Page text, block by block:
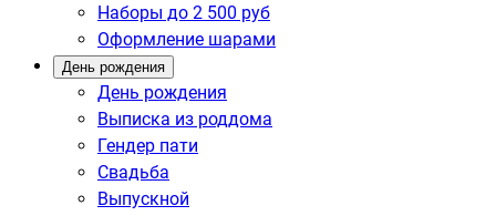
Наборы до 2 500 руб
Оформление шарами
День рождения
День рождения
Выписка из роддома
Гендер пати
Свадьба
Выпускной